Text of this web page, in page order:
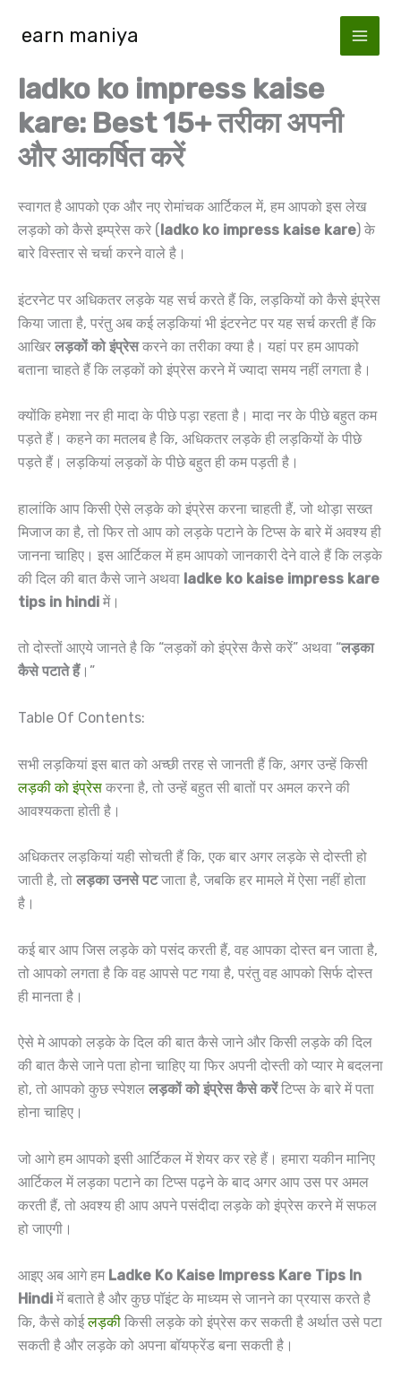
earn maniya
ladko ko impress kaise
kare: Best 15+ तरीका अपनी
और आकर्षित करें
स्वागत है आपको एक और नए रोमांचक आर्टिकल में, हम आपको इस लेख
लड़को को कैसे इम्प्रेस करे (ladko ko impress kaise kare) के
बारे विस्तार से चर्चा करने वाले है।
इंटरनेट पर अधिकतर लड़के यह सर्च करते हैं कि, लड़कियों को कैसे इंप्रेस
किया जाता है, परंतु अब कई लड़कियां भी इंटरनेट पर यह सर्च करती हैं कि
आखिर लड़कों को इंप्रेसकरने का तरीका क्या है। यहां पर हम आपको
बताना चाहते हैं कि लड़कों को इंप्रेस करने में ज्यादा समय नहीं लगता है।
क्योंकि हमेशा नर ही मादा के पीछे पड़ा रहता है। मादा नर के पीछे बहुत कम
पड़ते हैं। कहने का मतलब है कि, अधिकतर लड़के ही लड़कियों के पीछे
पड़ते हैं। लड़कियां लड़कों के पीछे बहुत ही कम पड़ती है।
हालांकि आप किसी ऐसे लड़के को इंप्रेस करना चाहती हैं, जो थोड़ा सख्त
मिजाज का है, तो फिर तो आप को लड़के पटाने के टिप्स के बारे में अवश्य ही
जानना चाहिए। इस आर्टिकल में हम आपको जानकारी देने वाले हैं कि लड़के
की दिल की बात कैसे जाने अथवा ladke ko kaise impress kare
tips in hindi में।
तो दोस्तों आएये जानते है कि “लड़कों को इंप्रेस कैसे करें” अथवा “लड़का
कैसे पटाते हैं।”
Table Of Contents:
सभी लड़कियां इस बात को अच्छी तरह से जानती हैं कि, अगर उन्हें किसी
लड़की को इंप्रेस करना है, तो उन्हें बहुत सी बातों पर अमल करने की
आवश्यकता होती है।
अधिकतर लड़कियां यही सोचती हैं कि, एक बार अगर लड़के से दोस्ती हो
जाती है, तो लड़का उनसे पटजाता है, जबकि हर मामले में ऐसा नहीं होता
है।
कई बार आप जिस लड़के को पसंद करती हैं, वह आपका दोस्त बन जाता है,
तो आपको लगता है कि वह आपसे पट गया है, परंतु वह आपको सिर्फ दोस्त
ही मानता है।
ऐसे मे आपको लड़के के दिल की बात कैसे जाने और किसी लड़के की दिल
की बात कैसे जाने पता होना चाहिए या फिर अपनी दोस्ती को प्यार मे बदलना
हो, तो आपको कुछ स्पेशल लड़कों को इंप्रेस कैसे करेंटिप्स के बारे में पता
होना चाहिए।
जो आगे हम आपको इसी आर्टिकल में शेयर कर रहे हैं। हमारा यकीन मानिए
आर्टिकल में लड़का पटाने का टिप्स पढ़ने के बाद अगर आप उस पर अमल
करती हैं, तो अवश्य ही आप अपने पसंदीदा लड़के को इंप्रेस करने में सफल
हो जाएगी।
आइए अब आगे हम Ladke Ko Kaise Impress Kare Tips In
Hindi में बताते है और कुछ पॉइंट के माध्यम से जानने का प्रयास करते है
कि, कैसे कोईलड़की किसी लड़के को इंप्रेस कर सकती है अर्थात उसे पटा
सकती है और लड़के को अपना बॉयफ्रेंड बना सकती है।